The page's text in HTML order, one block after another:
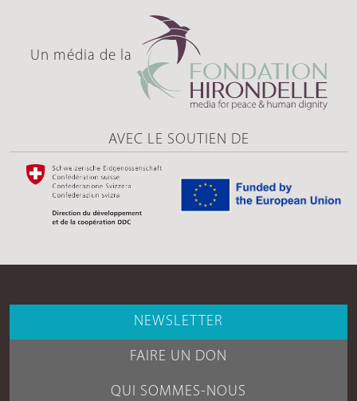
Un média de la
AVEC LE SOUTIEN DE
NEWSLETTER
FAIRE UN DON
QUI SOMMES-NOUS